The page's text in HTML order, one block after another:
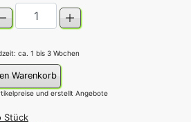
ca. 1 bis 3 Wochen
Warenkorb
und erstellt Angebote
Stück